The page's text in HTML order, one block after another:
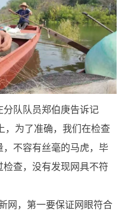
分队队员郑伯庚告诉记
，为了准确，我们在检查
不容有丝毫的马虎，毕
查，没有发现网具不符
网，第一要保证网眼符合